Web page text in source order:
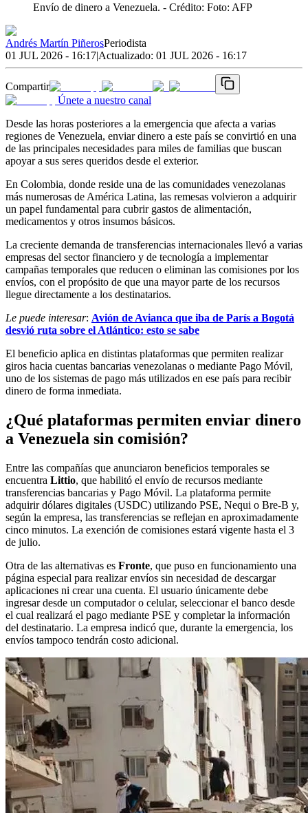
Envío de dinero a Venezuela. - Crédito: Foto: AFP
Andrés Martín PiñerosPeriodista
01 JUL 2026 - 16:17|Actualizado: 01 JUL 2026 - 16:17
Compartir
Únete a nuestro canal
Desde las horas posteriores a la emergencia que afecta a varias
regiones de Venezuela, enviar dinero a este país se convirtió en una
de las principales necesidades para miles de familias que buscan
apoyar a sus seres queridos desde el exterior.
En Colombia, donde reside una de las comunidades venezolanas
más numerosas de América Latina, las remesas volvieron a adquirir
un papel fundamental para cubrir gastos de alimentación,
medicamentos y otros insumos básicos.
La creciente demanda de transferencias internacionales llevó a varias
empresas del sector financiero y de tecnología a implementar
campañas temporales que reducen o eliminan las comisiones por los
envíos, con el propósito de que una mayor parte de los recursos
llegue directamente a los destinatarios.
Le puede interesar: Avión de Avianca que iba de París a Bogotá
desvió ruta sobre el Atlántico: esto se sabe
El beneficio aplica en distintas plataformas que permiten realizar
giros hacia cuentas bancarias venezolanas o mediante Pago Móvil,
uno de los sistemas de pago más utilizados en ese país para recibir
dinero de forma inmediata.
¿Qué plataformas permiten enviar dinero
a Venezuela sin comisión?
Entre las compañías que anunciaron beneficios temporales se
encuentra Littio, que habilitó el envío de recursos mediante
transferencias bancarias y Pago Móvil. La plataforma permite
adquirir dólares digitales (USDC) utilizando PSE, Nequi o Bre-B y,
según la empresa, las transferencias se reflejan en aproximadamente
cinco minutos. La exención de comisiones estará vigente hasta el 3
de julio.
Otra de las alternativas es Fronte, que puso en funcionamiento una
página especial para realizar envíos sin necesidad de descargar
aplicaciones ni crear una cuenta. El usuario únicamente debe
ingresar desde un computador o celular, seleccionar el banco desde
el cual realizará el pago mediante PSE y completar la información
del destinatario. La empresa indicó que, durante la emergencia, los
envíos tampoco tendrán costo adicional.